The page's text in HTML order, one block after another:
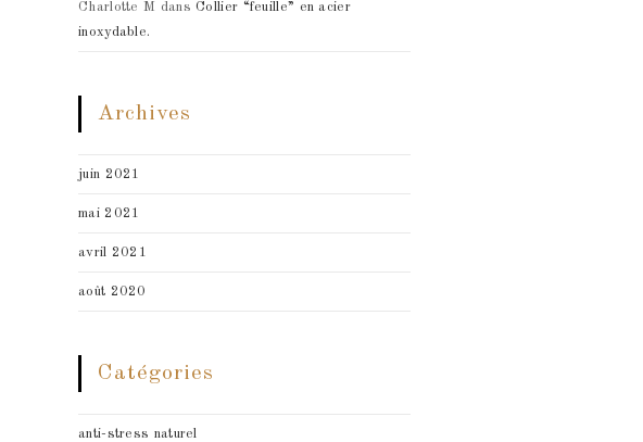
Charlotte M dansCollier “feuille” en acier
inoxydable.
Archives
juin 2021
mai 2021
avril 2021
août 2020
Catégories
anti-stress naturel